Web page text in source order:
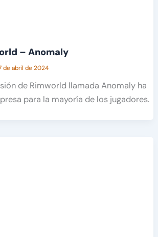
– Anomaly
de abril de 2024
de Rimworld llamada Anomaly ha
para la mayoría de los jugadores.